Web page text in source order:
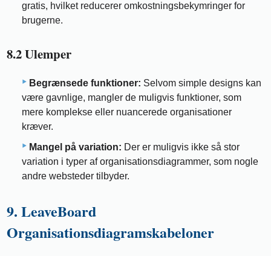
gratis, hvilket reducerer omkostningsbekymringer for
brugerne.
8.2 Ulemper
Begrænsede funktioner: Selvom simple designs kan
være gavnlige, mangler de muligvis funktioner, som
mere komplekse eller nuancerede organisationer
kræver.
Mangel på variation: Der er muligvis ikke så stor
variation i typer af organisationsdiagrammer, som nogle
andre websteder tilbyder.
9. LeaveBoard
Organisationsdiagramskabeloner